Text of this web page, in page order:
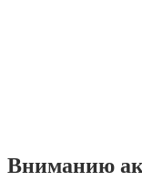
Вниманию